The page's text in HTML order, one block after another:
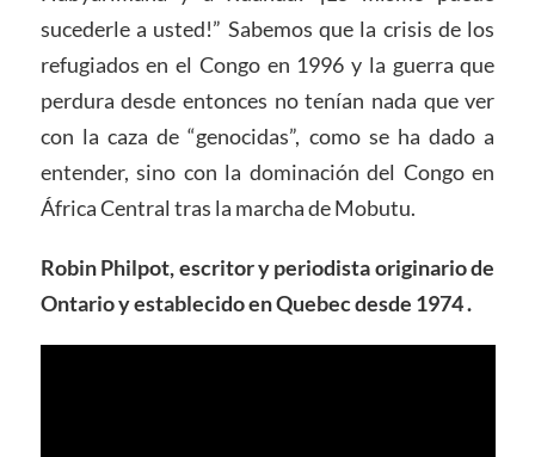
sucederle a usted!” Sabemos que la crisis de los
refugiados en el Congo en 1996 y la guerra que
perdura desde entonces no tenían nada que ver
con la caza de “genocidas”, como se ha dado a
entender, sino con la dominación del Congo en
África Central tras la marcha de Mobutu.
Robin Philpot, escritor y periodista originario de
Ontario y establecido en Quebec desde 1974 .